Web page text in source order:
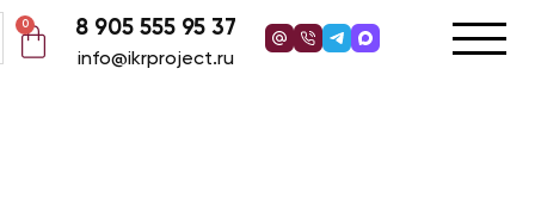
0 8 905 555 95 37
info@ikrproject.ru